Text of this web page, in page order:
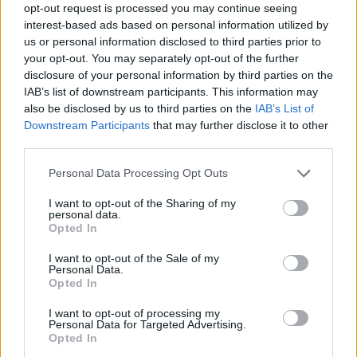
opt-out request is processed you may continue seeing
interest-based ads based on personal information utilized by
us or personal information disclosed to third parties prior to
your opt-out. You may separately opt-out of the further
disclosure of your personal information by third parties on the
IAB’s list of downstream participants. This information may
also be disclosed by us to third parties on the IAB’s List of
Downstream Participants that may further disclose it to other
Personal Data Processing Opt Outs
I want to opt-out of the Sharing of my
personal data.
Opted In
I want to opt-out of the Sale of my
Personal Data.
Opted In
I want to opt-out of processing my
Personal Data for Targeted Advertising.
Opted In
KATEGORIISCHIZOFRENIA
ares1304pw
Forum:Schizofrenia
Stracone życie
27 lat nic w życiu nie osiągnąłem i chyba nie osiągne
nie wiem co ze sobą zrobić ciągle bujam ...
pomocdlasiostry
Forum:
Nie wiem jak pomóc siostrze z zaburzeniami